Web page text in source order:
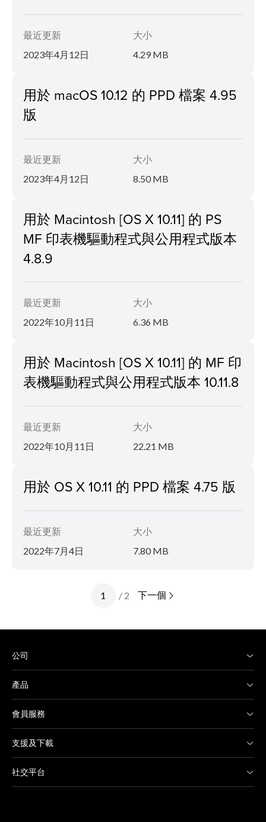
最近更新
2023年4月12日
大小
4.29 MB
用於 macOS 10.12 的 PPD 檔案 4.95
版
最近更新
2023年4月12日
大小
8.50 MB
用於 Macintosh [OS X 10.11] 的 PS
MF 印表機驅動程式與公用程式版本
4.8.9
最近更新
2022年10月11日
大小
6.36 MB
用於 Macintosh [OS X 10.11] 的 MF 印
表機驅動程式與公用程式版本 10.11.8
最近更新
2022年10月11日
大小
22.21 MB
用於 OS X 10.11 的 PPD 檔案 4.75 版
最近更新
2022年7月4日
大小
7.80 MB
/ 2 下一個
公司
產品
會員服務
支援及下載
社交平台